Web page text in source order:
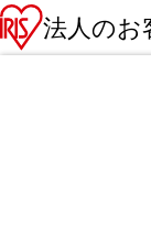
法人のお